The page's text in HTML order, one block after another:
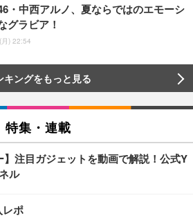
・中西アルノ、夏ならではのエモーシ
グラビア！
) 22:54
キングをもっと見る
特集・連載
】注目ガジェットを動画で解説！公式Y
ル
レポ